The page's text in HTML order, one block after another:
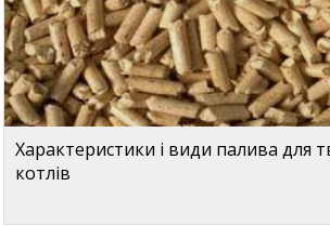
Характеристики і види палива для
котлів